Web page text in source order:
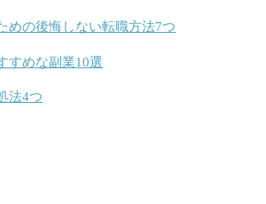
めの後悔しない転職方法7つ
すめな副業10選
法4つ